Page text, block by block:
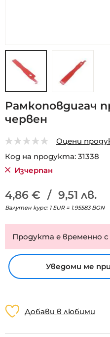
към
началото
галерия
снимки
Рамкоповдигач
червен
Оцени
Код на продукта 31338
Изчерпан
4,86 € / 9,51 лв.
Валутен курс: 1 EUR = 1.95583 BGN
Продукта е временно
Уведоми ме
Добави в любими